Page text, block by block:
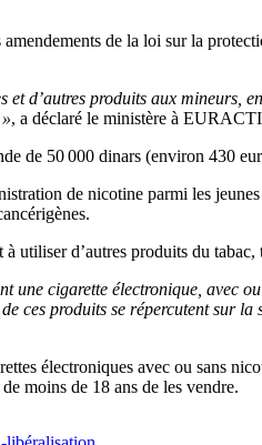
de la loi sur la
d’autres produits aux
, a déclaré le ministère à
de 50 000 dinars (environ 430
de nicotine parmi les
d’autres produits du tabac,
une cigarette électronique, avec
ces produits se répercutent sur
électroniques avec ou sans
moins de 18 ans de les vendre.